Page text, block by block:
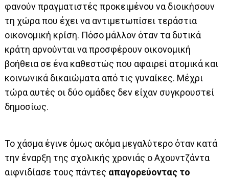
φανούν πραγματιστές προκειμένου να διοικήσουν
τη χώρα που έχει να αντιμετωπίσει τεράστια
οικονομική κρίση. Πόσο μάλλον όταν τα δυτικά
κράτη αρνούνται να προσφέρουν οικονομική
βοήθεια σε ένα καθεστώς που αφαιρεί ατομικά και
κοινωνικά δικαιώματα από τις γυναίκες. Μέχρι
τώρα αυτές οι δύο ομάδες δεν είχαν συγκρουστεί
δημοσίως.
Το χάσμα έγινε όμως ακόμα μεγαλύτερο όταν κατά
την έναρξη της σχολικής χρονιάς ο Αχουντζάντα
αιφνιδίασε τους πάντες απαγορεύοντας το